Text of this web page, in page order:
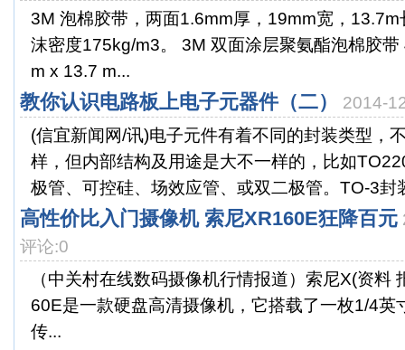
3M 泡棉胶带，两面1.6mm厚，19mm宽，
沫密度175kg/m3。 3M 双面涂层聚氨酯泡棉胶
m x 13.7 m...
教你认识电路板上电子元器件（二）
2014-
(信宜新闻网/讯)电子元件有着不同的封装类型，
样，但内部结构及用途是大不一样的，比如
极管、可控硅、场效应管、或双二极管。TO-3封
高性价比入门摄像机 索尼XR160E狂降百元
评论:0
（中关村在线数码摄像机行情报道）索尼X(资料
60E是一款硬盘高清摄像机，它搭载了一枚1/4英
传...